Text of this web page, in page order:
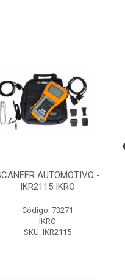
AUTOMOTIVO -
IKR2115 IKRO
Código: 73271
IKRO
SKU: IKR2115